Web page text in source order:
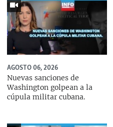
AGOSTO 06, 2026
Nuevas sanciones de
Washington golpean a la
cúpula militar cubana.